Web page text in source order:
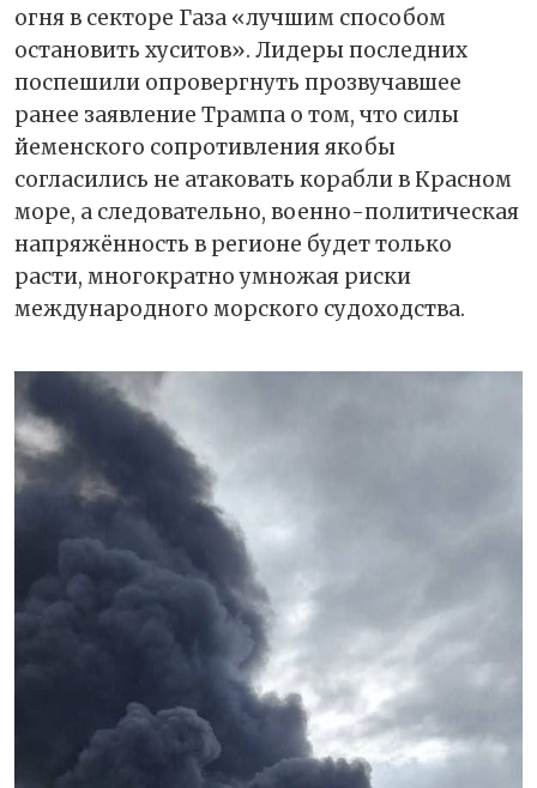
огня в секторе Газа «лучшим способом
остановить хуситов». Лидеры последних
поспешили опровергнуть прозвучавшее
ранее заявление Трампа о том, что силы
йеменского сопротивления якобы
согласились не атаковать корабли в Красном
море, а следовательно, военно-политическая
напряжённость в регионе будет только
расти, многократно умножая риски
международного морского судоходства.